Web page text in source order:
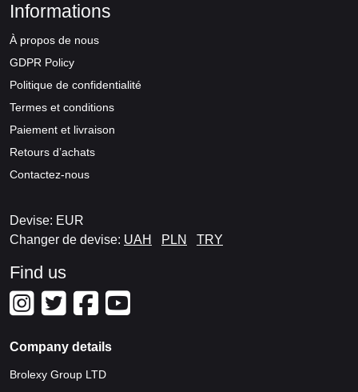
Informations
À propos de nous
GDPR Policy
Politique de confidentialité
Termes et conditions
Paiement et livraison
Retours d’achats
Contactez-nous
Devise: EUR
Changer de devise: UAH PLN TRY
Find us
Company details
Brolexy Group LTD